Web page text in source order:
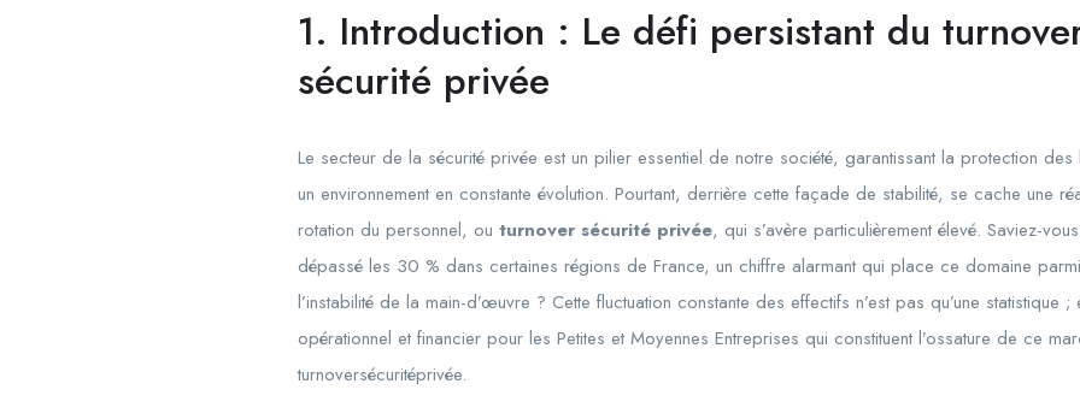
1. Introduction : Le défi persistant du
sécurité privée
Le secteur de la sécurité privée est un pilier essentiel de notre société, garantissant la protection
un environnement en constante évolution. Pourtant, derrière cette façade de stabilité, se cache une
rotation du personnel, ou turnover sécurité privée, qui s’avère particulièrement élevé. Saviez-vous
dépassé les 30 % dans certaines régions de France, un chiffre alarmant qui place ce domaine
l’instabilité de la main-d’œuvre ? Cette fluctuation constante des effectifs n’est pas qu’une statistique
opérationnel et financier pour les Petites et Moyennes Entreprises qui constituent l’ossature de ce
turnoversécuritéprivée.